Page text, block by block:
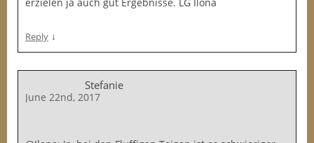
Reply ↓
Stefanie
June 22nd, 2017